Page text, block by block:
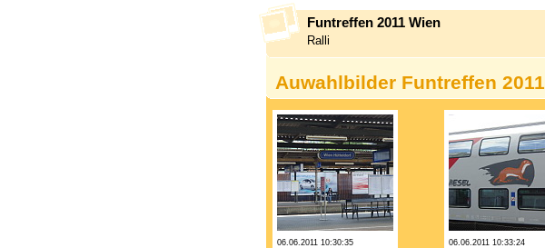
Funtreffen 2011 Wien
Ralli
Auwahlbilder Funtreffen 2011
06.06.2011 10:30:35 06.06.2011 10:33:24